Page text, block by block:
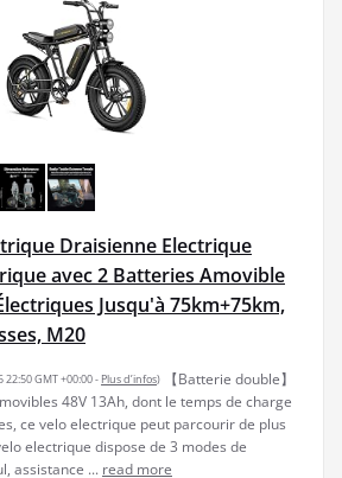
Draisienne Electrique
avec 2 Batteries Amovible
Jusqu'à 75km+75km,
M20
22:50 GMT +00:00 - Plus d’infos)
【Batterie double】
48V 13Ah, dont le temps de charge
ce velo electrique peut parcourir de plus
electrique dispose de 3 modes de
assistance ... read more